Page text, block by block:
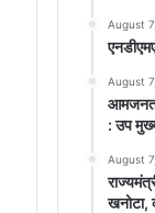
August
August
: उप
August
खनोटा,